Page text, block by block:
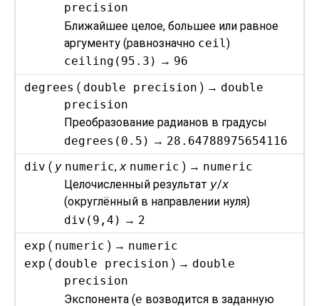
precision
Ближайшее целое, большее или равное
аргументу (равнозначно ceil)
ceiling(95.3) → 96
degrees ( double precision ) → double
precision
Преобразование радианов в градусы
degrees(0.5) → 28.64788975654116
div ( y numeric,x numeric ) → numeric
Целочисленный результат y/x
(округлённый в направлении нуля)
div(9,4) → 2
exp ( numeric ) → numeric
exp ( double precision ) → double
precision
Экспонента (e возводится в заданную